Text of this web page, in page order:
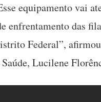
equipamento vai
enfrentamento das
Federal”,
Lucilene